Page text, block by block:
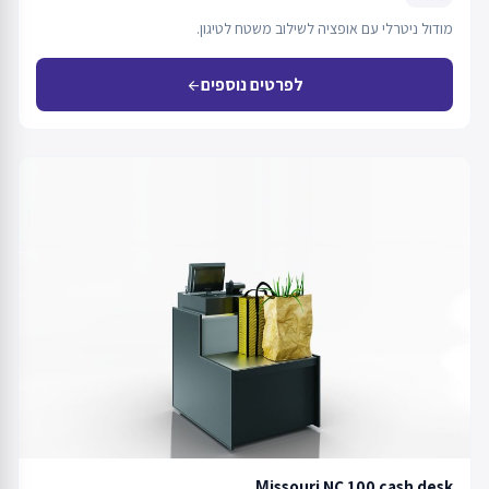
מודול ניטרלי עם אופציה לשילוב משטח לטיגון.
לפרטים נוספיםarrow_back